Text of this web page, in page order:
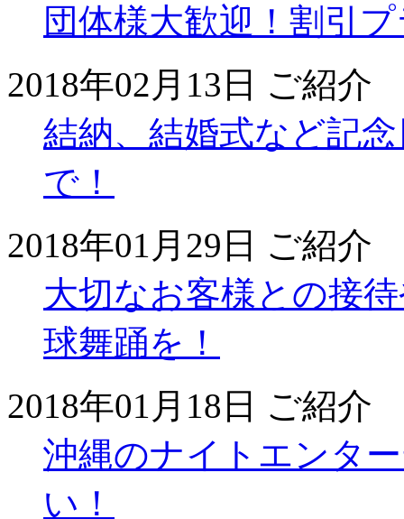
団体様大歓迎！割引
2018年02月13日 ご紹介
結納、結婚式など記
で！
2018年01月29日 ご紹介
大切なお客様との接
球舞踊を！
2018年01月18日 ご紹介
沖縄のナイトエンタ
い！